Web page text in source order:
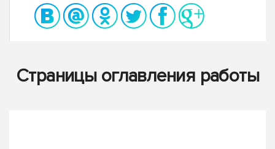
Страницы оглавления работы